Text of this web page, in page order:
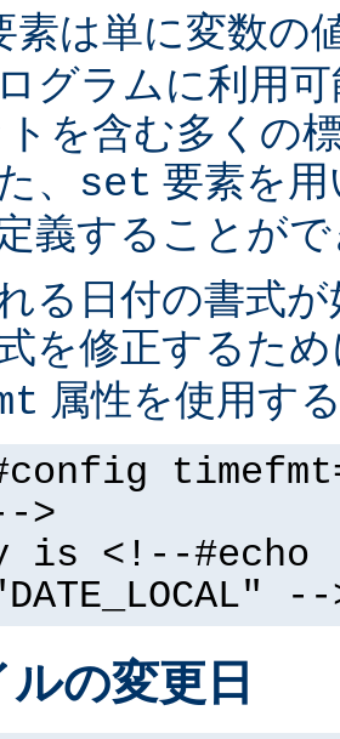
素は単に変数の
グラムに利用
を含む多くの
、 set 要素を
義することが
る日付の書式
を修正するた
属性を使用す
>
is <!--#echo
--
の変更日